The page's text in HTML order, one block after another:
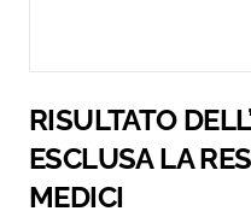
RISULTATO
ESCLUSA LA
MEDICI